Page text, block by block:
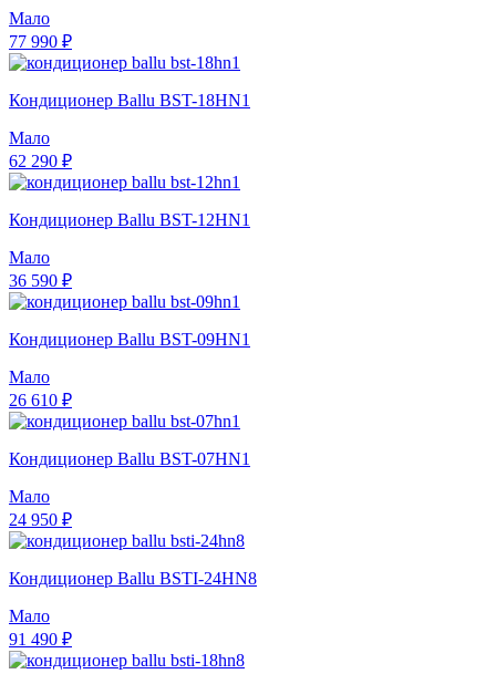
Мало
77 990 ₽
Кондиционер Ballu BST-18HN1
Мало
62 290 ₽
Кондиционер Ballu BST-12HN1
Мало
36 590 ₽
Кондиционер Ballu BST-09HN1
Мало
26 610 ₽
Кондиционер Ballu BST-07HN1
Мало
24 950 ₽
Кондиционер Ballu BSTI-24HN8
Мало
91 490 ₽